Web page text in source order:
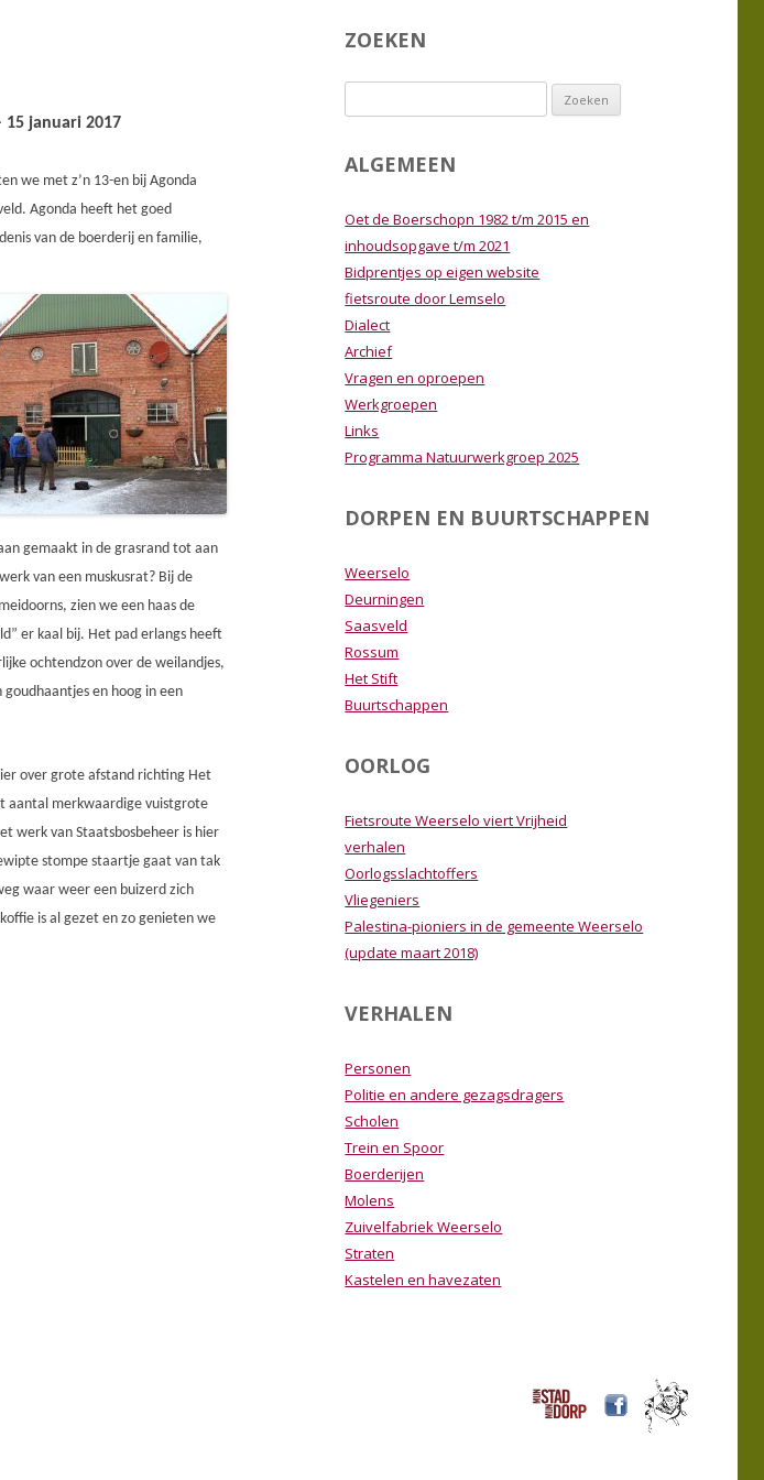
VERKOOP BOEKEN
NATUURWERKGROEP 2025
VERSLAGEN VAN EXCURSIES
LEDENBIJEENKOMSTEN 2025
15 januari 2017
we met z’n 13-en bij Agonda
Agonda heeft het goed
van de boerderij en familie,
gemaakt in de grasrand tot aan
van een muskusrat? Bij de
zien we een haas de
” er kaal bij. Het pad erlangs heeft
ochtendzon over de weilandjes,
goudhaantjes en hoog in een
over grote afstand richting Het
aantal merkwaardige vuistgrote
werk van Staatsbosbeheer is hier
stompe staartje gaat van tak
waar weer een buizerd zich
is al gezet en zo genieten we
ZOEKEN
naar:
ALGEMEEN
Oet de Boerschopn 1982 t/m 2015 en
inhoudsopgave t/m 2021
Bidprentjes op eigen website
fietsroute door Lemselo
Dialect
Archief
Vragen en oproepen
Werkgroepen
Links
Programma Natuurwerkgroep 2025
DORPEN EN BUURTSCHAPPEN
Weerselo
Deurningen
Saasveld
Rossum
Het Stift
Buurtschappen
OORLOG
Fietsroute Weerselo viert Vrijheid
verhalen
Oorlogsslachtoffers
Vliegeniers
Palestina-pioniers in de gemeente Weerselo
(update maart 2018)
VERHALEN
Personen
Politie en andere gezagsdragers
Scholen
Trein en Spoor
Boerderijen
Molens
Zuivelfabriek Weerselo
Straten
Kastelen en havezaten